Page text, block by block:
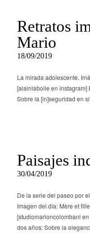
Retratos
Mario
18/09/2019
La mirada adolescente.
[alainlaboile en instagram]
Sobre la [in]seguridad en
Paisajes
30/04/2019
De la serie del paseo por
Imagen del día: Mère et
[studiomarioncolombani
dos años: Sobre la